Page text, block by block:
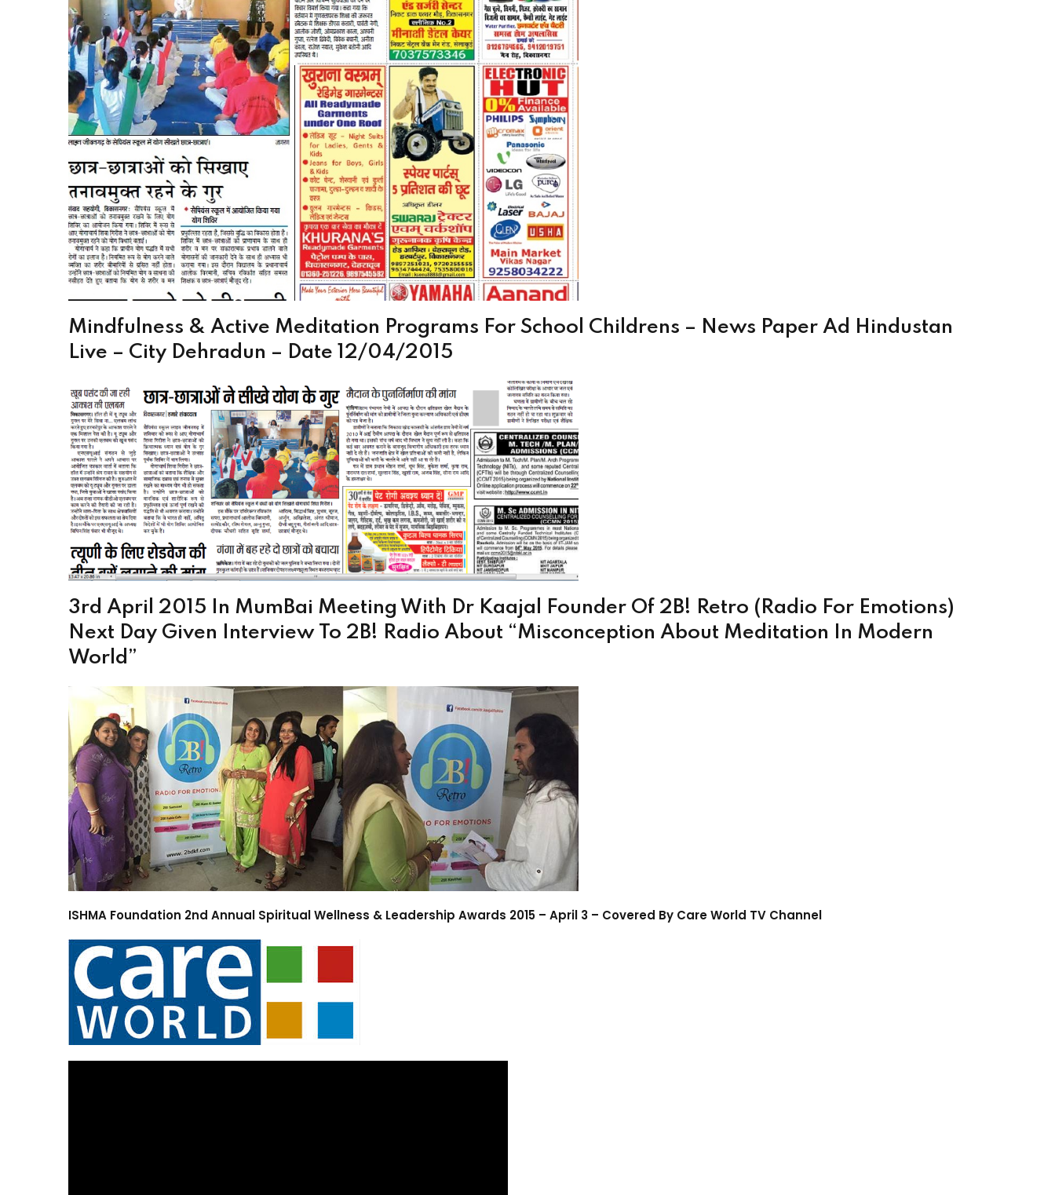
Mindfulness & Active Meditation Programs For School Childrens – News Paper Ad Hindustan
Live – City Dehradun – Date 12/04/2015
3rd April 2015 In MumBai Meeting With Dr Kaajal Founder Of 2B! Retro (Radio For Emotions)
Next Day Given Interview To 2B! Radio About “Misconception About Meditation In Modern
World”
ISHMA Foundation 2nd Annual Spiritual Wellness & Leadership Awards 2015 – April 3 – Covered By Care World TV Channel